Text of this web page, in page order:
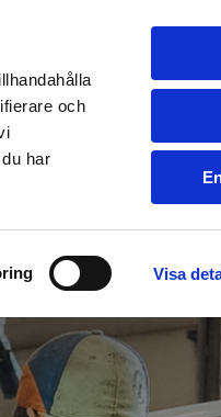
och
har
Visa
Om oss
Kontakt